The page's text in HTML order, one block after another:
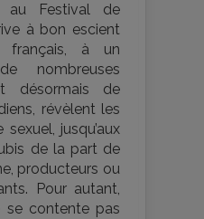
au Festival de
à bon escient
français, à un
nombreuses
désormais de
révèlent les
sexuel, jusqu’aux
de la part de
producteurs ou
Pour autant,
se contente pas